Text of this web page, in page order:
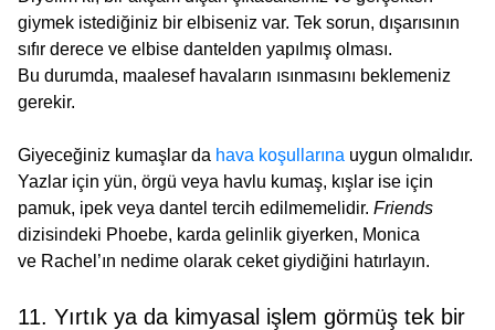
giymek istediğiniz bir elbiseniz var. Tek sorun, dışarısının
sıfır derece ve elbise dantelden yapılmış olması.
Bu durumda, maalesef havaların ısınmasını beklemeniz
gerekir.
Giyeceğiniz kumaşlar da hava koşullarına uygun olmalıdır.
Yazlar için yün, örgü veya havlu kumaş, kışlar ise için
pamuk, ipek veya dantel tercih edilmemelidir. Friends
dizisindeki Phoebe, karda gelinlik giyerken, Monica
ve Rachel’ın nedime olarak ceket giydiğini hatırlayın.
11. Yırtık ya da kimyasal işlem görmüş tek bir